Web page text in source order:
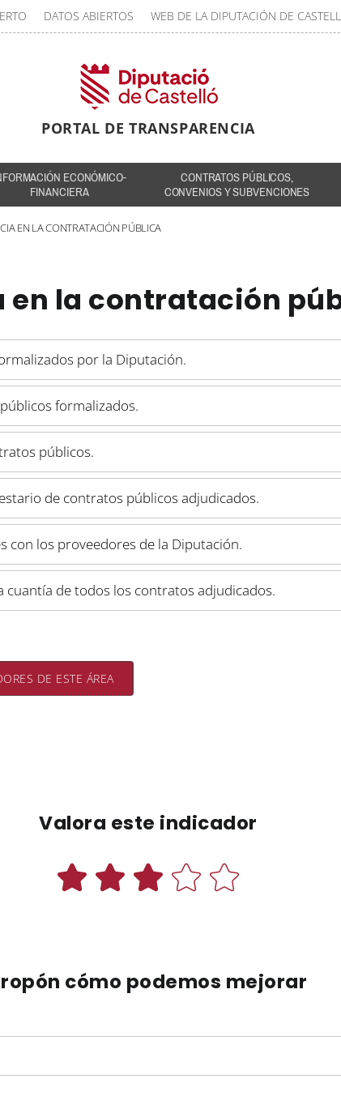
DATOS ABIERTOS WEB DE LA DIPUTACIÓN DE
PORTAL DE TRANSPARENCIA
ECONÓMICO-
FINANCIERA
CONTRATOS PÚBLICOS,
CONVENIOS Y SUBVENCIONES
EN LA CONTRATACIÓN PÚBLICA
en la contratación
por la Diputación.
formalizados.
públicos.
de contratos públicos adjudicados.
con los proveedores de la Diputación.
cuantía de todos los contratos adjudicados.
DE ESTE ÁREA
Valora este indicador
cómo podemos mejorar